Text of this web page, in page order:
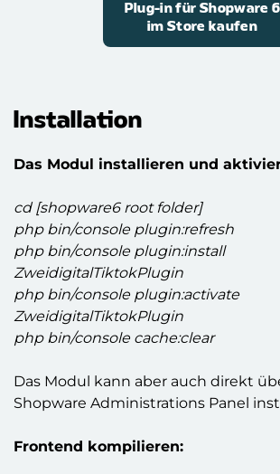
Plug-in für Shopware 6
im Store kaufen
Installation
Das Modul installieren und
cd [shopware6 root folder]
php bin/console plugin:refresh
php bin/console plugin:install
ZweidigitalTiktokPlugin
php bin/console plugin:activate
ZweidigitalTiktokPlugin
php bin/console cache:clear
Das Modul kann aber auch direkt
Shopware Administrations Panel
Frontend kompilieren: